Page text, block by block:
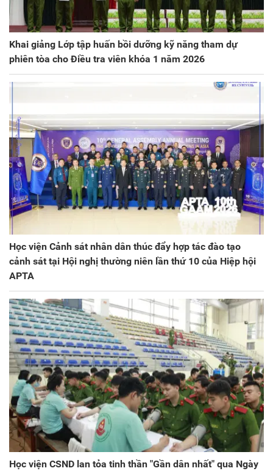
Khai giảng Lớp tập huấn bồi dưỡng kỹ năng tham dự
phiên tòa cho Điều tra viên khóa 1 năm 2026
Học viện Cảnh sát nhân dân thúc đẩy hợp tác đào tạo
cảnh sát tại Hội nghị thường niên lần thứ 10 của Hiệp hội
APTA
Học viện CSND lan tỏa tinh thần "Gần dân nhất" qua Ngày